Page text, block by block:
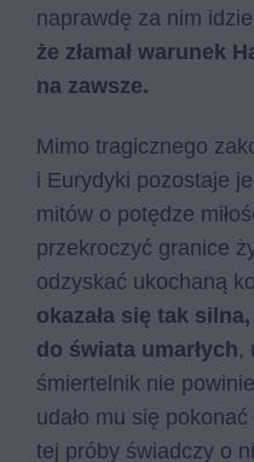
naprawdę za nim
że złamał warunek
na zawsze.
Mimo tragicznego
i Eurydyki pozostaje
mitów o potędze
przekroczyć granice
odzyskać ukochaną
okazała się tak
do świata umarłych,
śmiertelnik nie
udało mu się
tej próby świadczy o